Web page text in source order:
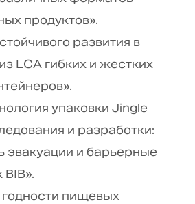
продуктов».
развития в
LCA гибких и жестких
упаковки Jingle
и разработки:
эвакуации и барьерные
BIB».
годности пищевых